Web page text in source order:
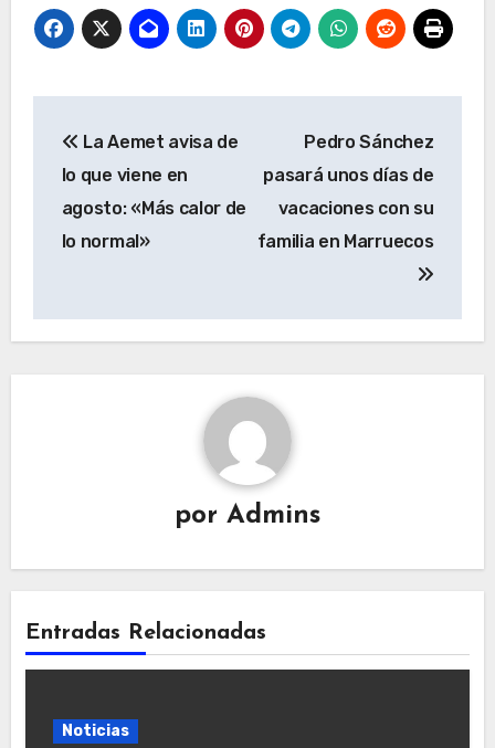
de
entradas
La Aemet avisa de
lo que viene en
agosto: «Más calor de
lo normal»
Pedro Sánchez
pasará unos días de
vacaciones con su
familia en Marruecos
por Admins
Entradas Relacionadas
Noticias